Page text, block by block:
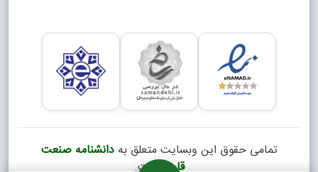
تمامی حقوق این وبسایت متعلق بهدانشنامه صنعت
قارچ
است.